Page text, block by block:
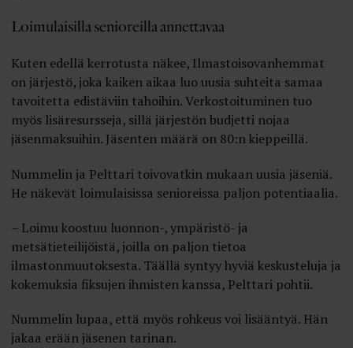
Loimulaisilla senioreilla annettavaa
Kuten edellä kerrotusta näkee, Ilmasto­isovanhemmat
on järjestö, joka kaiken aikaa luo uusia suhteita samaa
tavoitetta edistäviin tahoihin. Verkostoituminen tuo
myös lisäresursseja, sillä järjestön budjetti nojaa
jäsenmaksuihin. Jäsenten määrä on 80:n kieppeillä.
Nummelin ja Pelttari toivovatkin mukaan uusia jäseniä.
He näkevät loimulaisissa senioreissa paljon potentiaalia.
– Loimu koostuu luonnon-, ympäristö- ja
metsätieteilijöistä, joilla on paljon tietoa
ilmastonmuutoksesta. Täällä syntyy hyviä keskusteluja ja
kokemuksia fiksujen ihmisten kanssa, Pelttari pohtii.
Nummelin lupaa, että myös rohkeus voi lisääntyä. Hän
jakaa erään jäsenen tarinan.